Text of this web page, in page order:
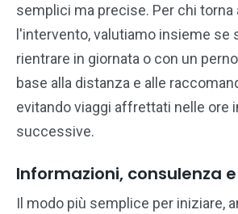
semplici ma precise. Per chi torna
l'intervento, valutiamo insieme se
rientrare in giornata o con un
base alla distanza e alle
evitando viaggi affrettati nelle ore
successive.
Informazioni, consulenza
Il modo più semplice per iniziare,